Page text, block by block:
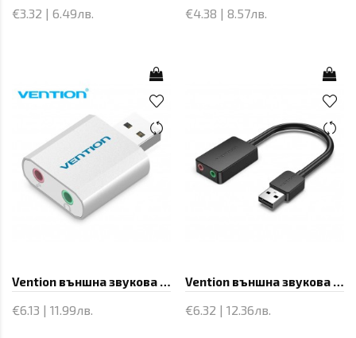
€3.32 | 6.49лв. €4.38 | 8.57лв.
Vention външна звукова карта USB Sound card - Headphones, Mic, Silver - VAB-S13
€6.13 | 11.99лв.
Vention външна звукова карта USB Sound card - CDYB0
€6.32 | 12.36лв.